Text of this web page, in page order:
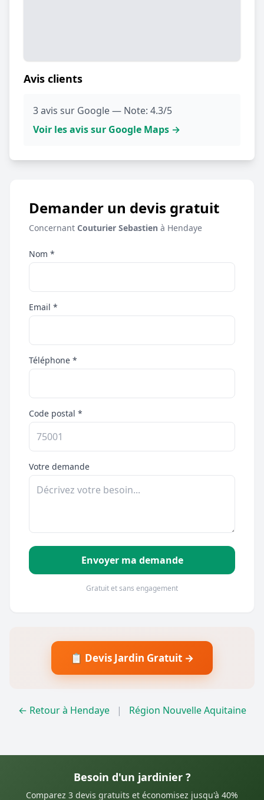
Avis clients
3 avis sur Google — Note: 4.3/5
Voir les avis sur Google Maps →
Demander un devis gratuit
Concernant Couturier Sebastien à Hendaye
Nom *
Email *
Téléphone *
Code postal *
Votre demande
Envoyer ma demande
Gratuit et sans engagement
📋 Devis Jardin Gratuit →
← Retour à Hendaye | Région Nouvelle Aquitaine
Besoin d'un jardinier ?
Comparez 3 devis gratuits et économisez jusqu'à 40%